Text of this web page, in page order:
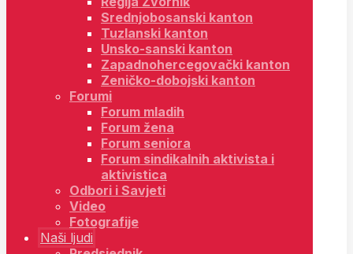
Srednjobosanski kanton
Tuzlanski kanton
Unsko-sanski kanton
Zapadnohercegovački kanton
Zeničko-dobojski kanton
Forumi
Forum mladih
Forum žena
Forum seniora
Forum sindikalnih aktivista i
aktivistica
Odbori i Savjeti
Video
Fotografije
Naši ljudi